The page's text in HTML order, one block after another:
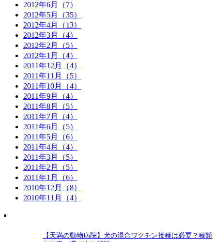
2012年6月（7）
2012年5月（35）
2012年4月（13）
2012年3月（4）
2012年2月（5）
2012年1月（4）
2011年12月（4）
2011年11月（5）
2011年10月（4）
2011年9月（4）
2011年8月（5）
2011年7月（4）
2011年6月（5）
2011年5月（6）
2011年4月（4）
2011年3月（5）
2011年2月（5）
2011年1月（6）
2010年12月（8）
2010年11月（4）
【天満の動物病院】犬の混合ワクチン接種は必要？種類